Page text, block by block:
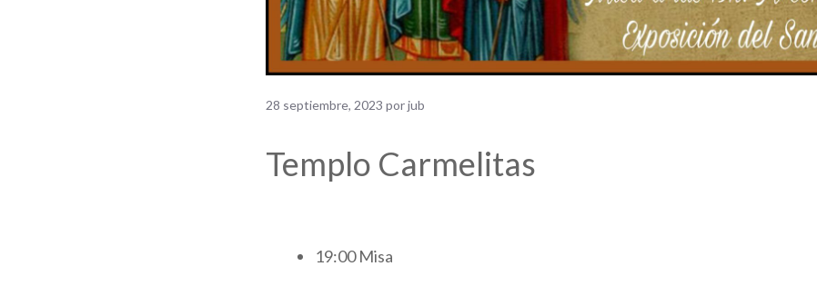
28 septiembre, 2023 porjub
Templo Carmelitas
19:00 Misa